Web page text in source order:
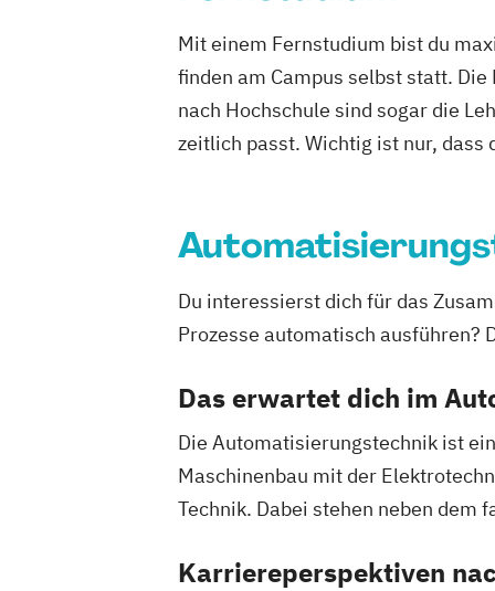
Heilpädagogik Informatik
International Business Communication
International Management KI im
Kindheitspädagogik Künstliche
Mechatronik - Robotik und
Medical Leadership
Nachhaltigkeit und Systemisches
Online Marketing Online-Marketing
Pflegepädagogik Projektmanagement
Sozialmanagement Sportmanagement
Technische Betriebswirtschaftslehre
Technologie- und
Wirtschaftsinformatik und IT-
Mit einem Fernstudium bist du
finden am Campus selbst statt.
nach Hochschule sind sogar die
zeitlich passt. Wichtig ist nur, dass
Du interessierst dich für das
Prozesse automatisch ausführen?
Das erwartet dich im
Die Automatisierungstechnik ist
Maschinenbau mit der
Technik. Dabei stehen neben dem
Karriereperspektiven